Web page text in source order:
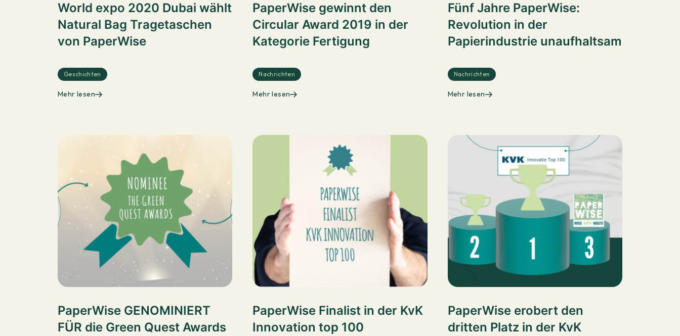
World expo 2020 Dubai wählt
Natural Bag Tragetaschen
von PaperWise
Geschichten
Mehr lesen
PaperWise gewinnt den
Circular Award 2019 in der
Kategorie Fertigung
Nachrichten
Mehr lesen
Fünf Jahre PaperWise:
Revolution in der
Papierindustrie unaufhaltsam
Nachrichten
Mehr lesen
PaperWise GENOMINIERT
FÜR die Green Quest Awards
PaperWise Finalist in der KvK
Innovation top 100
PaperWise erobert den
dritten Platz in der KvK